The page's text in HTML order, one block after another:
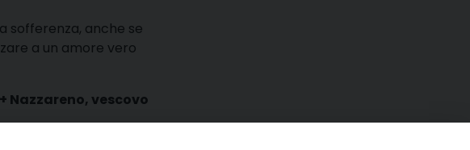
sofferenza, anche se
a un amore vero
+ Nazzareno, vescovo